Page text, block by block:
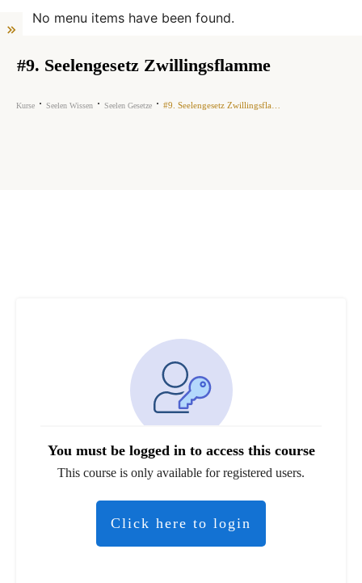
No menu items have been found.
#9. Seelengesetz Zwillingsflamme
Kurse Seelen Wissen Seelen Gesetze
You must be logged in to access this course
This course is only available for registered users.
Click here to login